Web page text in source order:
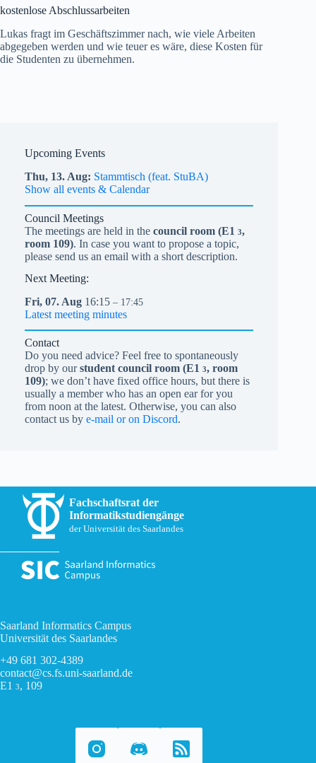
kostenlose Abschlussarbeiten
Lukas fragt im Geschäftszimmer nach, wie viele Arbeiten
abgegeben werden und wie teuer es wäre, diese Kosten für
die Studenten zu übernehmen.
Upcoming Events
Thu, 13. Aug Stammtisch (feat. StuBA)
Show all events & Calendar
Council Meetings
The meetings are held in the council room (E1 3,
room 109). In case you want to propose a topic,
please send us an email with a short description.
Next Meeting:
Fri, 07. Aug 16:15 – 17:45
Latest meeting minutes
Contact
Do you need advice? Feel free to spontaneously
drop by ourstudent council room (E1 3, room
109); we don’t have fixed office hours, but there is
usually a member who has an open ear for you
from noon at the latest. Otherwise, you can also
contact us by e-mail or on Discord.
Fachschaftsrat der
Informatikstudiengänge
der Universität des Saarlandes
Saarland Informatics Campus
Universität des Saarlandes
+49 681 302-4389
contact@cs.fs.uni-saarland.de
E1 3, 109